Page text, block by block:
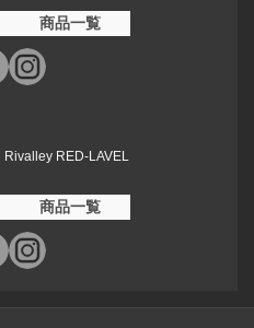
商品一覧
Rivalley RED-LAVEL
商品一覧